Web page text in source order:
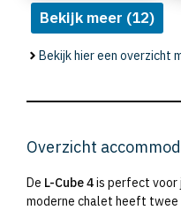
Bekijk meer (12)
Bekijk hier een overzicht
Overzicht
De L-Cube 4is perfect voor
moderne chalet heeft